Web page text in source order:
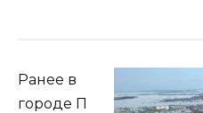
Ранее в
городе П